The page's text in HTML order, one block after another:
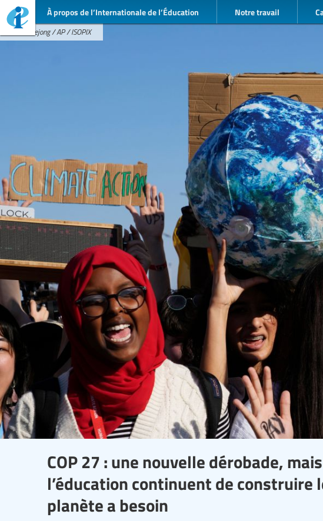
À propos de l’Internationale de l’Éducation Notre travail
Peter Dejong / AP / ISOPIX
COP 27 : une nouvelle dérobade,
l’éducation continuent de construire
planète a besoin